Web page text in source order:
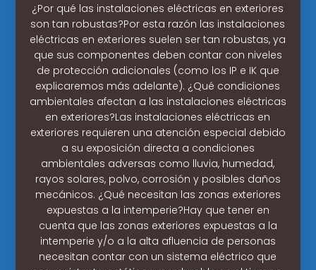
¿Por qué las instalaciones eléctricas en exteriores
son tan robustas?Por esta razón las instalaciones
eléctricas en exteriores suelen ser tan robustas, ya
que sus componentes deben contar con niveles
de protección adicionales (como los IP e IK que
explicaremos más adelante). ¿Qué condiciones
ambientales afectan a las instalaciones eléctricas
en exteriores?Las instalaciones eléctricas en
exteriores requieren una atención especial debido
a su exposición directa a condiciones
ambientales adversas como lluvia, humedad,
rayos solares, polvo, corrosión y posibles daños
mecánicos. ¿Qué necesitan las zonas exteriores
expuestas a la intemperie?Hay que tener en
cuenta que las zonas exteriores expuestas a la
intemperie y/o a la alta afluencia de personas
necesitan contar con un sistema eléctrico que